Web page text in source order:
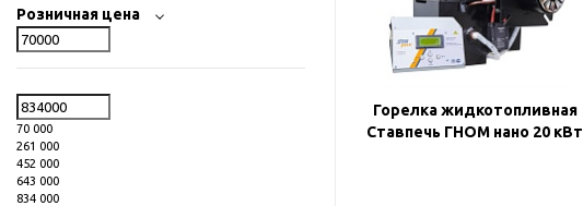
Розничная цена
70 000
261 000
452 000
643 000
834 000
Горелка жидкотопливная
Ставпечь ГНОМ нано 20 кВт